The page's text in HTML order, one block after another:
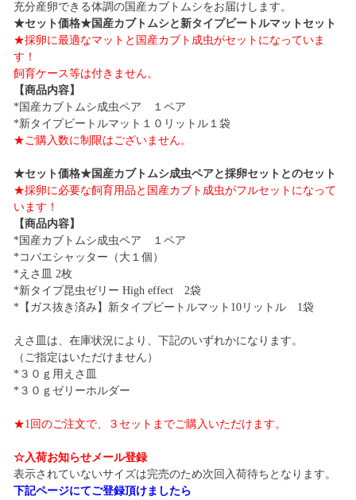
充分産卵できる体調の国産カブトムシをお届けします。
★セット価格★国産カブトムシと新タイプビートルマットセット
★採卵に最適なマットと国産カブト成虫がセットになっていま
す！
飼育ケース等は付きません。
【商品内容】
*国産カブトムシ成虫ペア １ペア
*新タイプビートルマット１０リットル１袋
★ご購入数に制限はございません。
★セット価格★国産カブトムシ成虫ペアと採卵セットとのセット
★採卵に必要な飼育用品と国産カブト成虫がフルセットになって
います！
【商品内容】
*国産カブトムシ成虫ペア １ペア
*コバエシャッター（大１個）
*えさ皿 2枚
*新タイプ昆虫ゼリー High effect 2袋
*【ガス抜き済み】新タイプビートルマット10リットル 1袋
えさ皿は、在庫状況により、下記のいずれかになります。
（ご指定はいただけません）
*３０ｇ用えさ皿
*３０ｇゼリーホルダー
★1回のご注文で、３セットまでご購入いただけます。
☆入荷お知らせメール登録
表示されていないサイズは完売のため次回入荷待ちとなります。
下記ページにてご登録頂けましたら